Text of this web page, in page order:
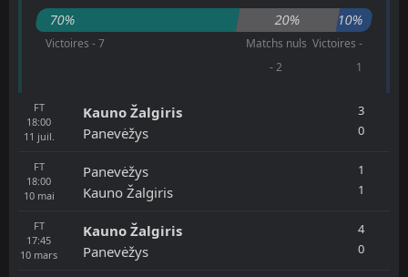
70% 20% 10%
Victoires - 7
Matchs nuls
- 2
Victoires -
1
FT
18:00
11 juil.
Kauno Žalgiris
Panevėžys
3
0
FT
18:00
10 mai
Panevėžys
Kauno Žalgiris
1
1
FT
17:45
10 mars
Kauno Žalgiris
Panevėžys
4
0